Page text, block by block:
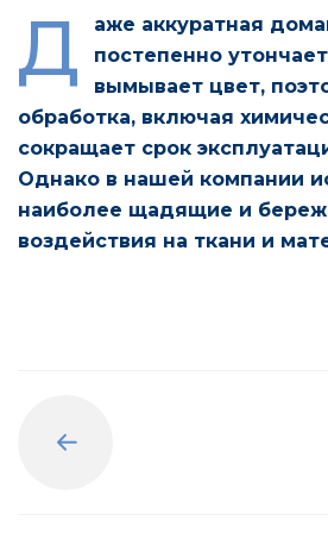
Д
аже аккуратная
постепенно
вымывает цвет,
обработка, включая
сокращает срок
Однако в нашей компании
наиболее щадящие и
воздействия на ткани и